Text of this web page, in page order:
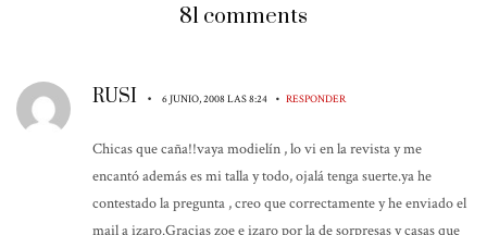
81 comments
RUSI • 6 JUNIO, 2008 LAS 8:24 • RESPONDER
Chicas que caña!!vaya modielín , lo vi en la revista y me
encantó además es mi talla y todo, ojalá tenga suerte.ya he
contestado la pregunta , creo que correctamente y he enviado el
mail a izaro.Gracias zoe e izaro por la de sorpresas y casas que